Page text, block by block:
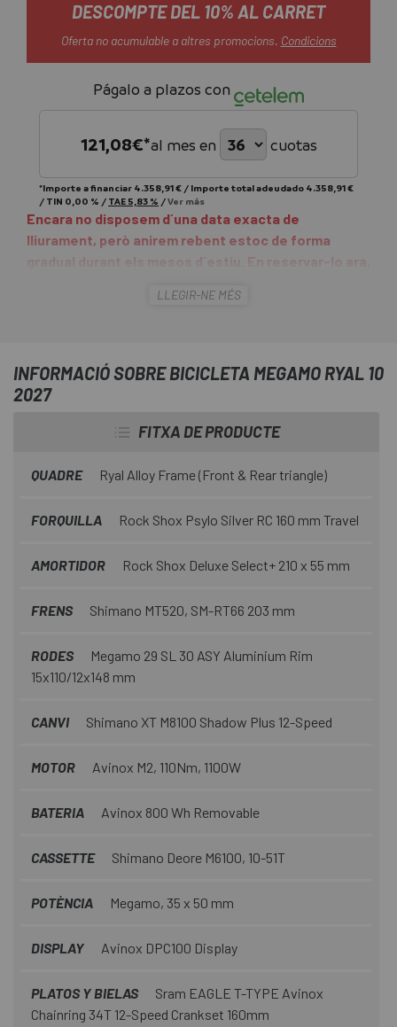
DESCOMPTE DEL 10% AL CARRET
Oferta no acumulable a altres promocions. Condicions
Págalo a plazos con
121,08€*al mes en cuotas
*Importe a financiar 4.358,91 € / Importe total adeudado 4.358,91 €
/ TIN 0,00 % / TAE 5,83 % /Ver más
Encara no disposem d´una data exacta de
lliurament, però anirem rebent estoc de forma
gradual durant els mesos d´estiu. En reservar-lo ara,
potents a un ús més real, més quotidià, però sense
renunciar a res a muntanya. És una bici pensada per a
riders que volen pujar més, baixar millor i gaudir més hores
sobre la bici, sense haver de bregar amb una màquina
bici que s'adapta al ciclista des del primer moment.
Descobriu - la a
Escapa
LLEGIR-NE MÉS
INFORMACIÓ SOBRE BICICLETA MEGAMO RYAL 10
2027
FITXA DE PRODUCTE
QUADRE Ryal Alloy Frame (Front & Rear triangle)
FORQUILLA Rock Shox Psylo Silver RC 160 mm Travel
AMORTIDOR Rock Shox Deluxe Select+ 210 x 55 mm
FRENS Shimano MT520, SM-RT66 203 mm
RODES
Megamo 29 SL 30 ASY Aluminium Rim
15x110/12x148 mm
CANVI Shimano XT M8100 Shadow Plus 12-Speed
MOTOR Avinox M2, 110Nm, 1100W
BATERIA Avinox 800 Wh Removable
CASSETTE Shimano Deore M6100, 10-51T
POTÈNCIA Megamo, 35 x 50 mm
DISPLAY Avinox DPC100 Display
PLATOS Y BIELAS
Sram EAGLE T-TYPE Avinox
Chainring 34T 12-Speed Crankset 160mm